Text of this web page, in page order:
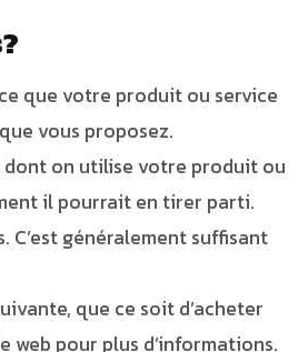
que votre produit ou service
vous proposez.
on utilise votre produit ou
il pourrait en tirer parti.
C’est généralement suffisant
que ce soit d’acheter
pour plus d’informations.